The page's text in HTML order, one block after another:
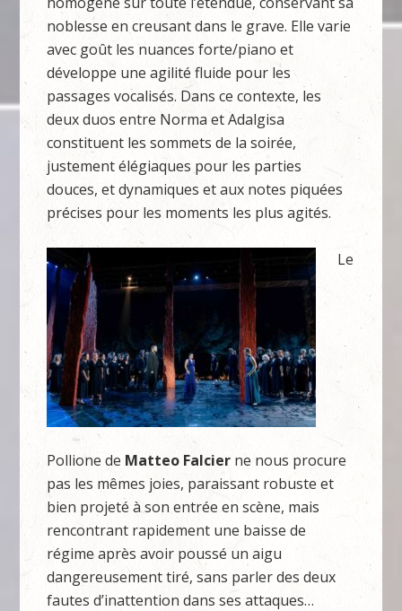
noblesse en creusant dans le grave. Elle varie
avec goût les nuances forte/piano et
développe une agilité fluide pour les
passages vocalisés. Dans ce contexte, les
deux duos entre Norma et Adalgisa
constituent les sommets de la soirée,
justement élégiaques pour les parties
douces, et dynamiques et aux notes piquées
précises pour les moments les plus agités.
Le
Pollione de Matteo Falcier ne nous procure
pas les mêmes joies, paraissant robuste et
bien projeté à son entrée en scène, mais
rencontrant rapidement une baisse de
régime après avoir poussé un aigu
dangereusement tiré, sans parler des deux
fautes d’inattention dans ses attaques…